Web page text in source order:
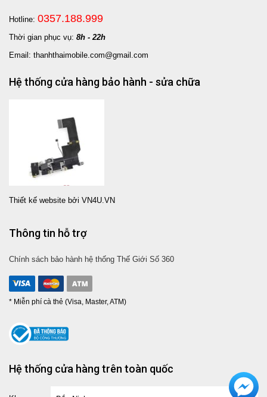
Hotline: 0357.188.999
Thời gian phục vụ: 8h - 22h
Email: thanhthaimobile.com@gmail.com
Hệ thống cửa hàng bảo hành - sửa chữa
Thiết kế website bởi VN4U.VN
Thông tin hỗ trợ
Chính sách bảo hành hệ thống Thế Giới Số 360
* Miễn phí cà thẻ (Visa, Master, ATM)
Hệ thống cửa hàng trên toàn quốc